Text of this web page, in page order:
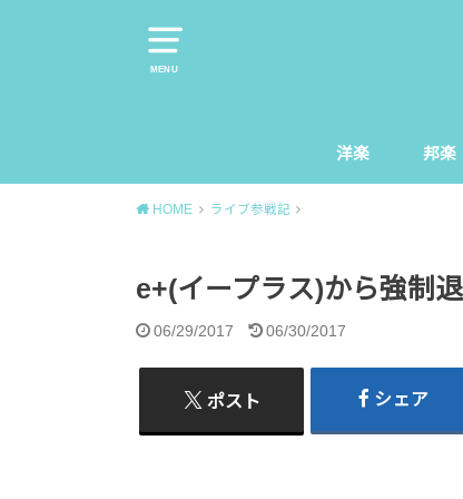
MENU
洋楽 邦楽
HOME ライブ参戦記
e+(イープラス)から強制
06/29/2017 06/30/2017
ポスト シェア